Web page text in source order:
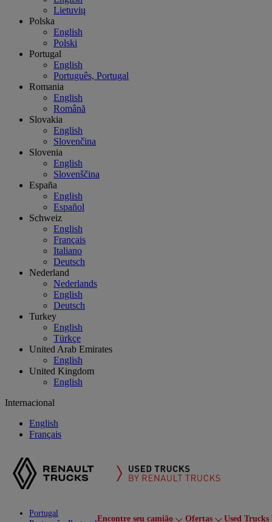
Lietuvių
Polska
English
Polski
Portugal
English
Português, Portugal
Romania
English
Română
Slovakia
English
Slovenčina
Slovenia
English
Slovenščina
España
English
Español
Schweiz
English
Français
Italiano
Deutsch
Nederland
Nederlands
English
Deutsch
Turkey
English
Türkçe
United Arab Emirates
English
United Kingdom
English
Internacional
English
Français
Portugal
Encontre seu camião Ofertas Used